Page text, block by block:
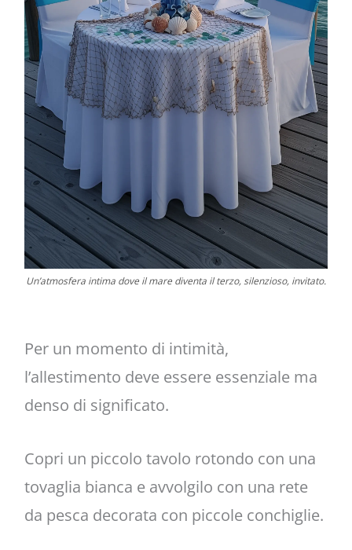
Un’atmosfera intima dove il mare diventa il terzo, silenzioso, invitato.
Per un momento di intimità,
l’allestimento deve essere essenziale ma
denso di significato.
Copri un piccolo tavolo rotondo con una
tovaglia bianca e avvolgilo con una rete
da pesca decorata con piccole conchiglie.